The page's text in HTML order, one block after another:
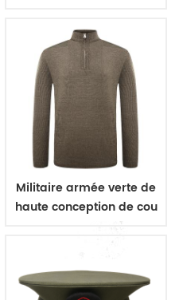
balles
Militaire armée verte de
haute conception de cou